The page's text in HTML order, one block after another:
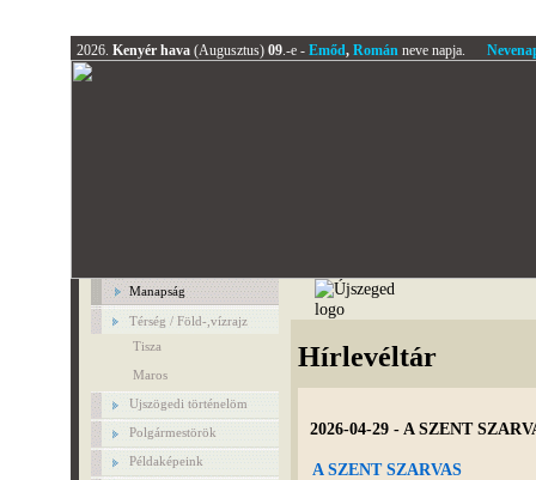
2026. Kenyér hava (Augusztus) 09.-e - Emőd, Románneve napja.
Manapság
Térség / Föld-,vízrajz
Tisza
Maros
Ujszögedi történelöm
Polgármestörök
Példaképeink
Hírlevéltár
2026-04-29 - A SZENT
A SZENT SZARVAS